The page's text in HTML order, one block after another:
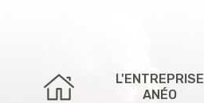
L'ENTREPRISE
ANÉO